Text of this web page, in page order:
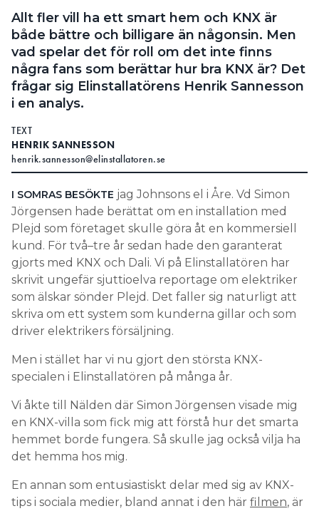
Allt fler vill ha ett smart hem och KNX är
både bättre och billigare än någonsin. Men
vad spelar det för roll om det inte finns
några fans som berättar hur bra KNX är? Det
frågar sig Elinstallatörens Henrik Sannesson
i en analys.
TEXT
HENRIK SANNESSON
henrik.sannesson@elinstallatoren.se
I SOMRAS BESÖKTE jag Johnsons el i Åre. Vd Simon
Jörgensen hade berättat om en installation med
Plejd som företaget skulle göra åt en kommersiell
kund. För två–tre år sedan hade den garanterat
gjorts med KNX och Dali. Vi på Elinstallatören har
skrivit ungefär sjuttioelva reportage om elektriker
som älskar sönder Plejd. Det faller sig naturligt att
skriva om ett system som kunderna gillar och som
driver elektrikers försäljning.
Men i stället har vi nu gjort den största KNX-
specialen i Elinstallatören på många år.
Vi åkte till Nälden där Simon Jörgensen visade mig
en KNX-villa som fick mig att förstå hur det smarta
hemmet borde fungera. Så skulle jag också vilja ha
det hemma hos mig.
En annan som entusiastiskt delar med sig av KNX-
tips i sociala medier, bland annat i den här filmen, är